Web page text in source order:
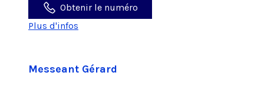
Obtenir le numéro
Plus d'infos
Messeant Gérard